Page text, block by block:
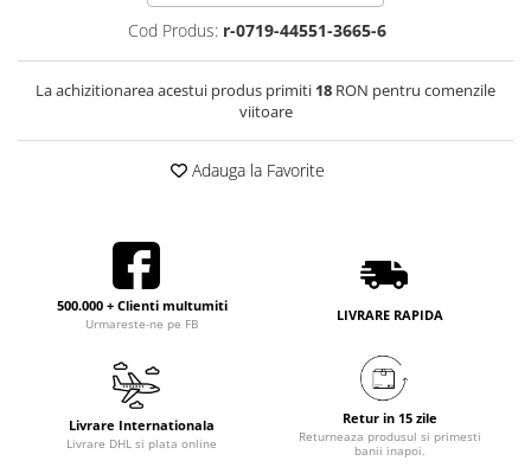
Cod Produs: r-0719-44551-3665-6
La achizitionarea acestui produs primiti 18 RON pentru comenzile
viitoare
Adauga la Favorite
500.000 + Clienti multumiti
Urmareste-ne pe FB
LIVRARE RAPIDA
Livrare Internationala
Livrare DHL si plata online
Retur in 15 zile
Returneaza produsul si primesti
banii inapoi.